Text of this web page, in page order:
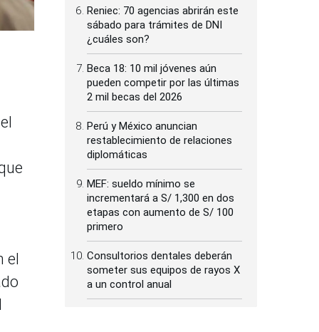
el
Reniec: 70 agencias abrirán este
sábado para trámites de DNI
¿cuáles son?
Beca 18: 10 mil jóvenes aún
pueden competir por las últimas
2 mil becas del 2026
Perú y México anuncian
restablecimiento de relaciones
diplomáticas
MEF: sueldo mínimo se
incrementará a S/ 1,300 en dos
etapas con aumento de S/ 100
primero
Consultorios dentales deberán
someter sus equipos de rayos X
a un control anual